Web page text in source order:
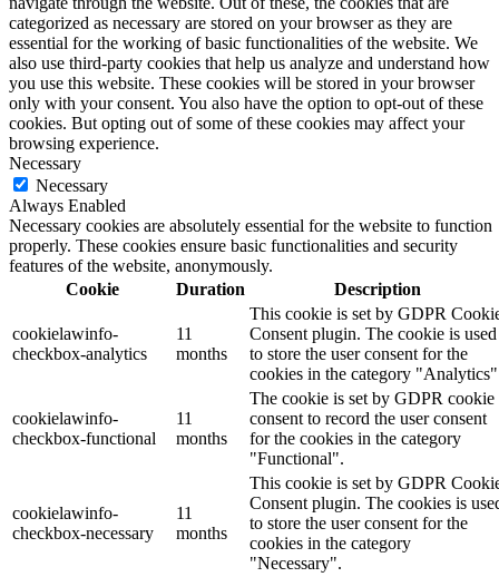
categorized as necessary are stored on your browser as they are
essential for the working of basic functionalities of the website. We
also use third-party cookies that help us analyze and understand how
you use this website. These cookies will be stored in your browser
only with your consent. You also have the option to opt-out of these
cookies. But opting out of some of these cookies may affect your
browsing experience.
Necessary
Necessary
Always Enabled
Necessary cookies are absolutely essential for the website to function
properly. These cookies ensure basic functionalities and security
features of the website, anonymously.
Cookie
Duration Description
cookielawinfo-
checkbox-analytics
11
months
This cookie is set by GDPR
Consent plugin. The cookie is used
to store the user consent for the
cookies in the category
cookielawinfo-
checkbox-functional
11
months
The cookie is set by GDPR cookie
consent to record the user consent
for the cookies in the category
"Functional".
cookielawinfo-
checkbox-necessary
11
months
This cookie is set by GDPR
Consent plugin. The cookies is
to store the user consent for the
cookies in the category
"Necessary".